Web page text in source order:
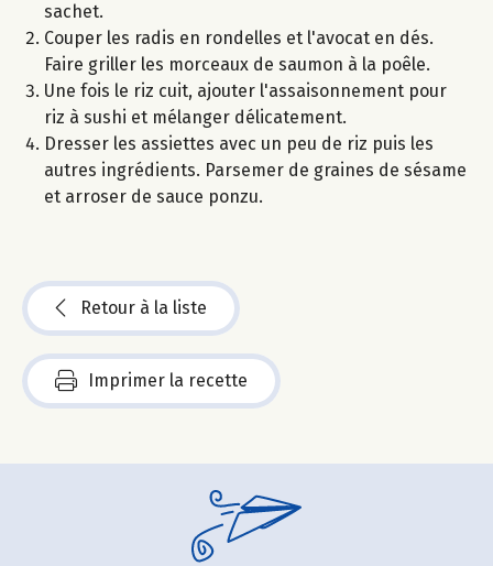
sachet.
Couper les radis en rondelles et l'avocat en dés.
Faire griller les morceaux de saumon à la poêle.
Une fois le riz cuit, ajouter l'assaisonnement pour
riz à sushi et mélanger délicatement.
Dresser les assiettes avec un peu de riz puis les
autres ingrédients. Parsemer de graines de sésame
et arroser de sauce ponzu.
Retour à la liste
Imprimer la recette